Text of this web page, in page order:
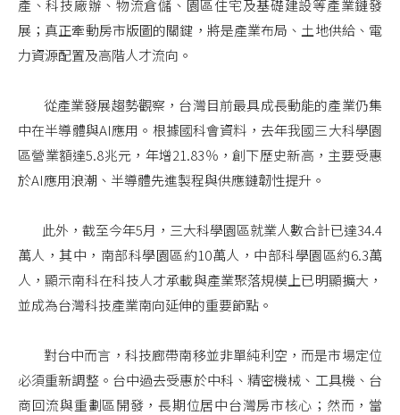
產、科技廠辦、物流倉儲、園區住宅及基礎建設等產業鏈發
展；真正牽動房市版圖的關鍵，將是產業布局、土地供給、電
力資源配置及高階人才流向。
從產業發展趨勢觀察，台灣目前最具成長動能的產業仍集
中在半導體與AI應用。根據國科會資料，去年我國三大科學園
區營業額達5.8兆元，年增21.83％，創下歷史新高，主要受惠
於AI應用浪潮、半導體先進製程與供應鏈韌性提升。
此外，截至今年5月，三大科學園區就業人數合計已達34.4
萬人，其中，南部科學園區約10萬人，中部科學園區約6.3萬
人，顯示南科在科技人才承載與產業聚落規模上已明顯擴大，
並成為台灣科技產業南向延伸的重要節點。
對台中而言，科技廊帶南移並非單純利空，而是市場定位
必須重新調整。台中過去受惠於中科、精密機械、工具機、台
商回流與重劃區開發，長期位居中台灣房市核心；然而，當